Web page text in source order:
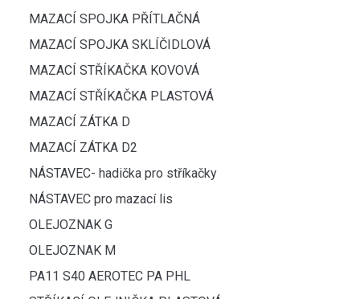
MAZACÍ SPOJKA PŘÍTLAČNÁ
MAZACÍ SPOJKA SKLÍČIDLOVÁ
MAZACÍ STŘÍKAČKA KOVOVÁ
MAZACÍ STŘÍKAČKA PLASTOVÁ
MAZACÍ ZÁTKA D
MAZACÍ ZÁTKA D2
NÁSTAVEC- hadička pro stříkačky
NÁSTAVEC pro mazací lis
OLEJOZNAK G
OLEJOZNAK M
PA11 S40 AEROTEC PA PHL